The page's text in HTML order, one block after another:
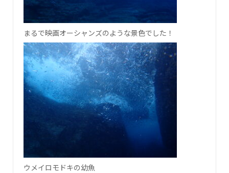
まるで映画オーシャンズのような景色でした！
ウメイロモドキの幼魚